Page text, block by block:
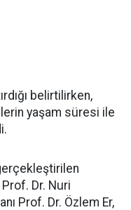
belirtilirken,
yaşam süresi ile
Prof. Dr. Nuri
Prof. Dr. Özlem Er,